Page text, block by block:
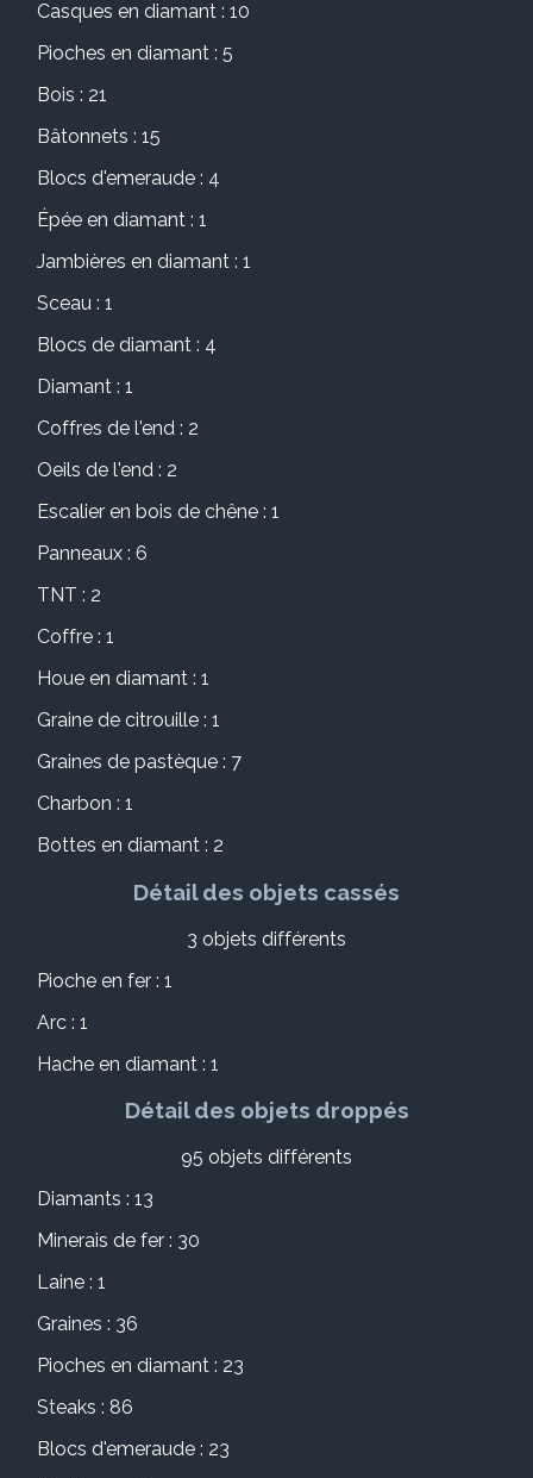
Casques en diamant : 10
Pioches en diamant : 5
Bois : 21
Bâtonnets : 15
Blocs d'emeraude : 4
Épée en diamant : 1
Jambières en diamant : 1
Sceau : 1
Blocs de diamant : 4
Diamant : 1
Coffres de l'end : 2
Oeils de l'end : 2
Escalier en bois de chêne : 1
Panneaux : 6
TNT : 2
Coffre : 1
Houe en diamant : 1
Graine de citrouille : 1
Graines de pastèque : 7
Charbon : 1
Bottes en diamant : 2
Détail des objets cassés
3 objets différents
Pioche en fer : 1
Arc : 1
Hache en diamant : 1
Détail des objets droppés
95 objets différents
Diamants : 13
Minerais de fer : 30
Laine : 1
Graines : 36
Pioches en diamant : 23
Steaks : 86
Blocs d'emeraude : 23